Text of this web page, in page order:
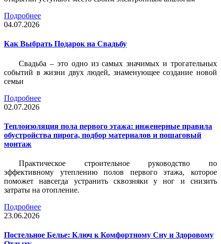
Подробнее
04.07.2026
Как Выбрать Подарок на Свадьбу
Свадьба – это одно из самых значимых и трогательных
событий в жизни двух людей, знаменующее создание новой
семьи
Подробнее
02.07.2026
Теплоизоляция пола первого этажа: инженерные правила
обустройства пирога, подбор материалов и пошаговый
монтаж
Практическое строительное руководство по
эффективному утеплению полов первого этажа, которое
поможет навсегда устранить сквозняки у ног и снизить
затраты на отопление.
Подробнее
23.06.2026
Постельное Белье: Ключ к Комфортному Сну и Здоровому